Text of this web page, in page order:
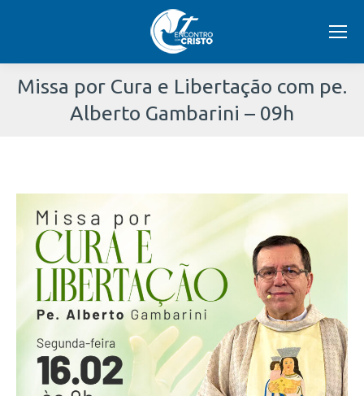
Missa por Cura e Libertação com pe.
Alberto Gambarini – 09h
está